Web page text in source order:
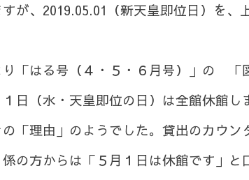
が、2019.05.01（新天皇即位日）を、
り「はる号（４・５・６月号）」の 「
日（水・天皇即位の日）は全館休館し
「理由」のようでした。貸出のカウン
の方からは「５月１日は休館です」と